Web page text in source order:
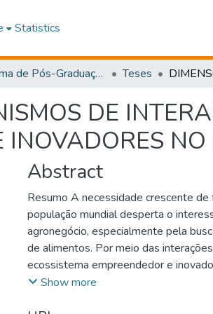
Statistics
Programa de Pós-Graduação em Administração Teses
DE
INOVADORES
Abstract
Resumo A necessidade crescente
população mundial desperta o
agronegócio, especialmente pela
de alimentos. Por meio das
ecossistema empreendedor e
empreendedores. O presente estudo
Show more